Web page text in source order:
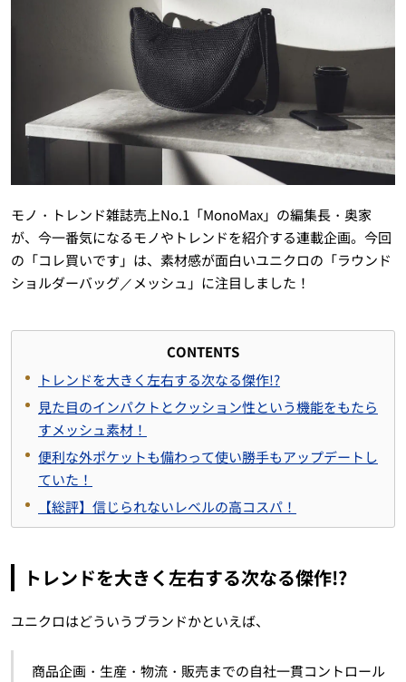
モノ・トレンド雑誌売上No.1「MonoMax」の編集長・奥家
が、今一番気になるモノやトレンドを紹介する連載企画。今回
の「コレ買いです」は、素材感が面白いユニクロの「ラウンド
ショルダーバッグ／メッシュ」に注目しました！
CONTENTS
トレンドを大きく左右する次なる傑作!?
見た目のインパクトとクッション性という機能をもたら
すメッシュ素材！
便利な外ポケットも備わって使い勝手もアップデートし
ていた！
【総評】信じられないレベルの高コスパ！
トレンドを大きく左右する次なる傑作!?
ユニクロはどういうブランドかといえば、
商品企画・生産・物流・販売までの自社一貫コントロール